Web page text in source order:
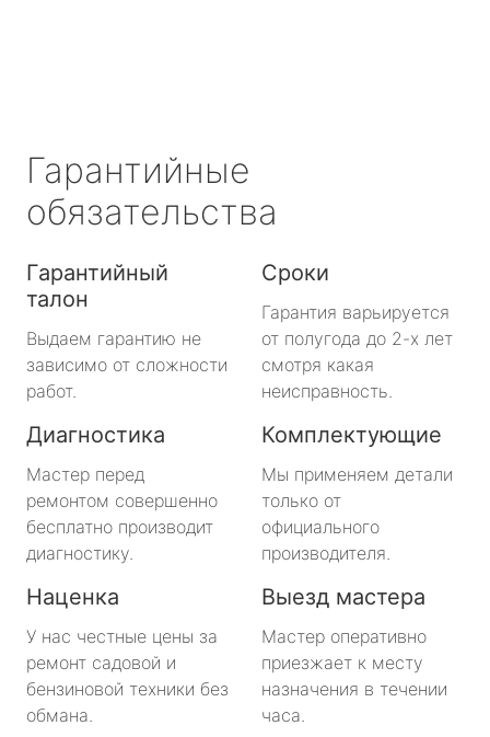
Гарантийные
обязательства
Гарантийный
талон
Выдаем гарантию не
зависимо от сложности
работ.
Сроки
Гарантия варьируется
от полугода до 2-х лет
смотря какая
неисправность.
Диагностика
Мастер перед
ремонтом совершенно
бесплатно производит
диагностику.
Комплектующие
Мы применяем детали
только от
официального
производителя.
Наценка
У нас честные цены за
ремонт садовой и
бензиновой техники без
обмана.
Выезд мастера
Мастер оперативно
приезжает к месту
назначения в течении
часа.